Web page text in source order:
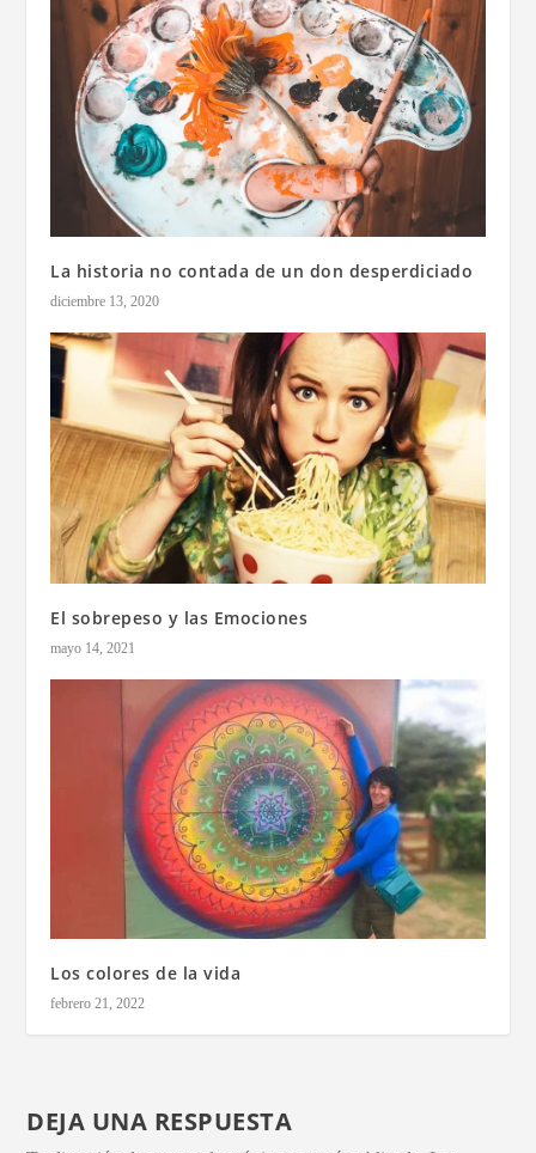
La historia no contada de un don desperdiciado
diciembre 13, 2020
El sobrepeso y las Emociones
mayo 14, 2021
Los colores de la vida
febrero 21, 2022
DEJA UNA RESPUESTA